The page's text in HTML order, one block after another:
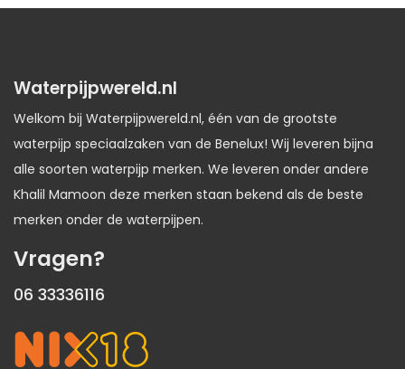
Waterpijpwereld.nl
Welkom bij Waterpijpwereld.nl, één van de grootste
waterpijp speciaalzaken van de Benelux! Wij leveren bijna
alle soorten waterpijp merken. We leveren onder andere
Khalil Mamoon deze merken staan bekend als de beste
merken onder de waterpijpen.
Vragen?
06 33336116